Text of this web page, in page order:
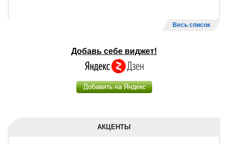
Весь список
Добавь себе виджет!
АКЦЕНТЫ